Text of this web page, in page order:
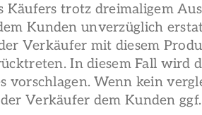
Käufers trotz dreimaligem
Kunden unverzüglich
Verkäufer mit diesem
In diesem Fall wird
vorschlagen. Wenn kein
Verkäufer dem Kunden